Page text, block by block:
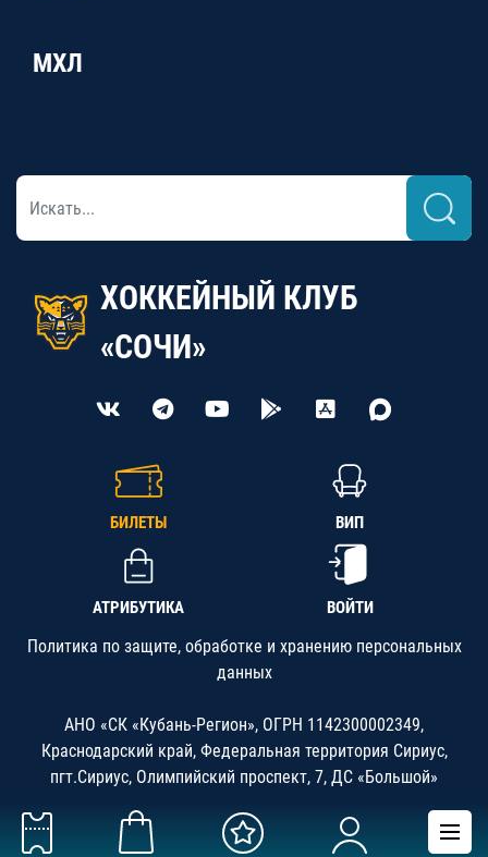
МХЛ
ХОККЕЙНЫЙ КЛУБ
«СОЧИ»
БИЛЕТЫ ВИП
АТРИБУТИКА ВОЙТИ
Политика по защите, обработке и хранению персональных
данных
АНО «СК «Кубань-Регион», ОГРН 1142300002349,
Краснодарский край, Федеральная территория Сириус,
пгт.Сириус, Олимпийский проспект, 7, ДС «Большой»